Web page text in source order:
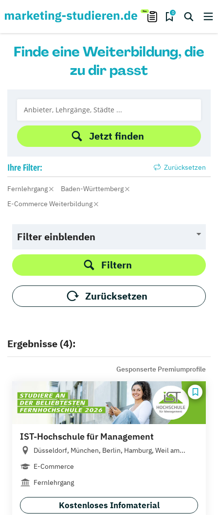
0
Finde eine Weiterbildung, die
zu dir passt
Jetzt finden
Ihre Filter: Zurücksetzen
Fernlehrgang
Baden-Württemberg
E-Commerce Weiterbildung
Filter einblenden
Filtern
Zurücksetzen
Ergebnisse (4):
Gesponserte Premiumprofile
IST-Hochschule für Management
Düsseldorf, München, Berlin, Hamburg, Weil am...
E-Commerce
Fernlehrgang
Kostenloses Infomaterial